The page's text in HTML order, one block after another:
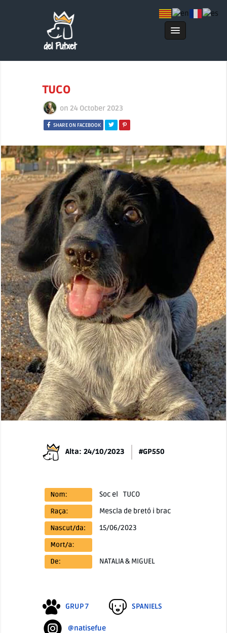
TUCO
on 24 October 2023
SHARE ON FACEBOOK
Alta: 24/10/2023 #GP550
Soc el
TUCO
Mescla de bretó i brac
15/06/2023
NATALIA & MIGUEL
GRUP 7 SPANIELS
@natisefue